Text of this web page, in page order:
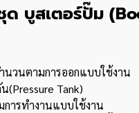
บูสเตอร์ปั๊ม
นวนตามการออกแบบใช้งาน
(Pressure Tank)
การทำงานแบบใช้งาน